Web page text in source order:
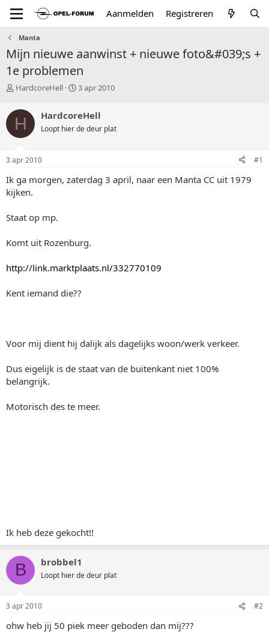
Aanmelden Registreren
Manta
Mijn nieuwe aanwinst + nieuwe foto&#039;s +
1e problemen
T
p
i
c
s
a
t
e
HardcoreHell
S
r
t
a
m
3 apr 2010
H HardcoreHell
Loopt hier de deur plat
3 apr 2010 #1
Ik ga morgen, zaterdag 3 april, naar een Manta CC uit 1979
kijken.
Staat op mp.
Komt uit Rozenburg.
http://link.marktplaats.nl/332770109
Kent iemand die??
Voor mij dient hij dalijk als dagelijks woon/werk verkeer.
Dus eigelijk is de staat van de buitenkant niet 100%
belangrijk.
Motorisch des te meer.
Ik heb deze gekocht!!
B brobbel1
Loopt hier de deur plat
3 apr 2010 #2
ohw heb jij 50 piek meer geboden dan mij???